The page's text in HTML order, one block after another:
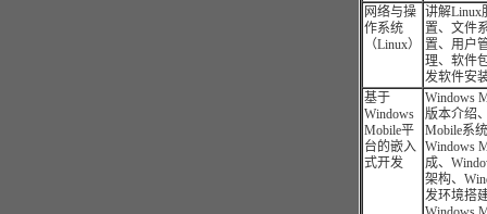
网络与操
作系统
（Linux）
讲解Linux
置、文件
置、用户
理、软件
发软件安
基于
Windows
Mobile平
台的嵌入
式开发
Windows
版本介绍
Mobile系
Windows
成、
架构、
发环境搭